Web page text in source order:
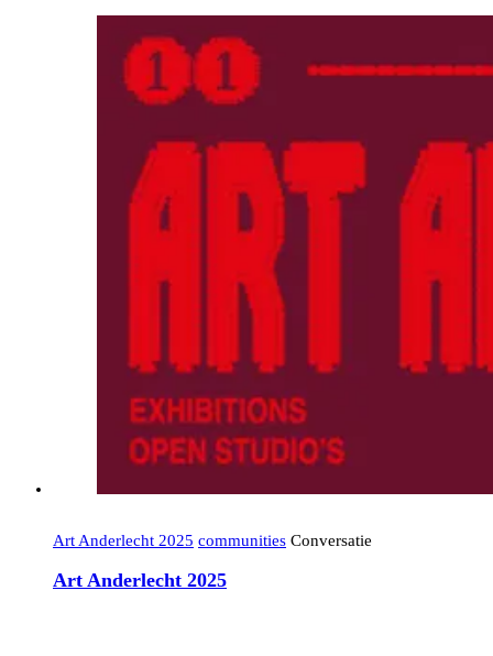
Art Anderlecht 2025 communities Conversatie
Art Anderlecht 2025